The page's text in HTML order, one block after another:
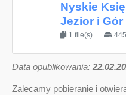
Nyskie
Jezior i Gór
1 file(s)
Data opublikowania:
Zalecamy pobieranie i